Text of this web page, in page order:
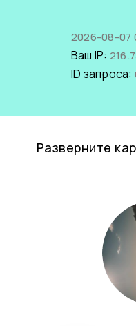
2026-08-07
Ваш IP:
ID запроса:
Разверните